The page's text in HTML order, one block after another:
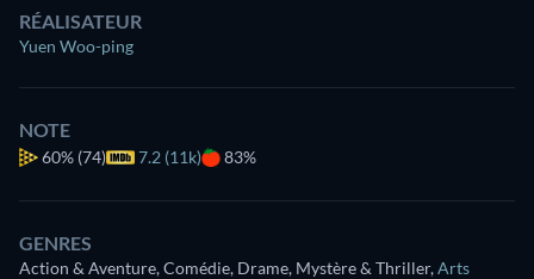
RÉALISATEUR
Yuen Woo-ping
NOTE
60% (74) 7.2 (11k) 83%
GENRES
Action & Aventure, Comédie, Drame, Mystère & Thriller,Arts